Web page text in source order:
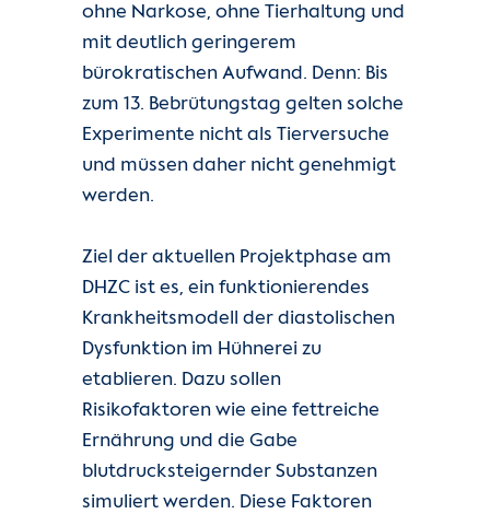
ohne Narkose, ohne Tierhaltung und
mit deutlich geringerem
bürokratischen Aufwand. Denn: Bis
zum 13. Bebrütungstag gelten solche
Experimente nicht als Tierversuche
und müssen daher nicht genehmigt
werden.
Ziel der aktuellen Projektphase am
DHZC ist es, ein funktionierendes
Krankheitsmodell der diastolischen
Dysfunktion im Hühnerei zu
etablieren. Dazu sollen
Risikofaktoren wie eine fettreiche
Ernährung und die Gabe
blutdrucksteigernder Substanzen
simuliert werden. Diese Faktoren